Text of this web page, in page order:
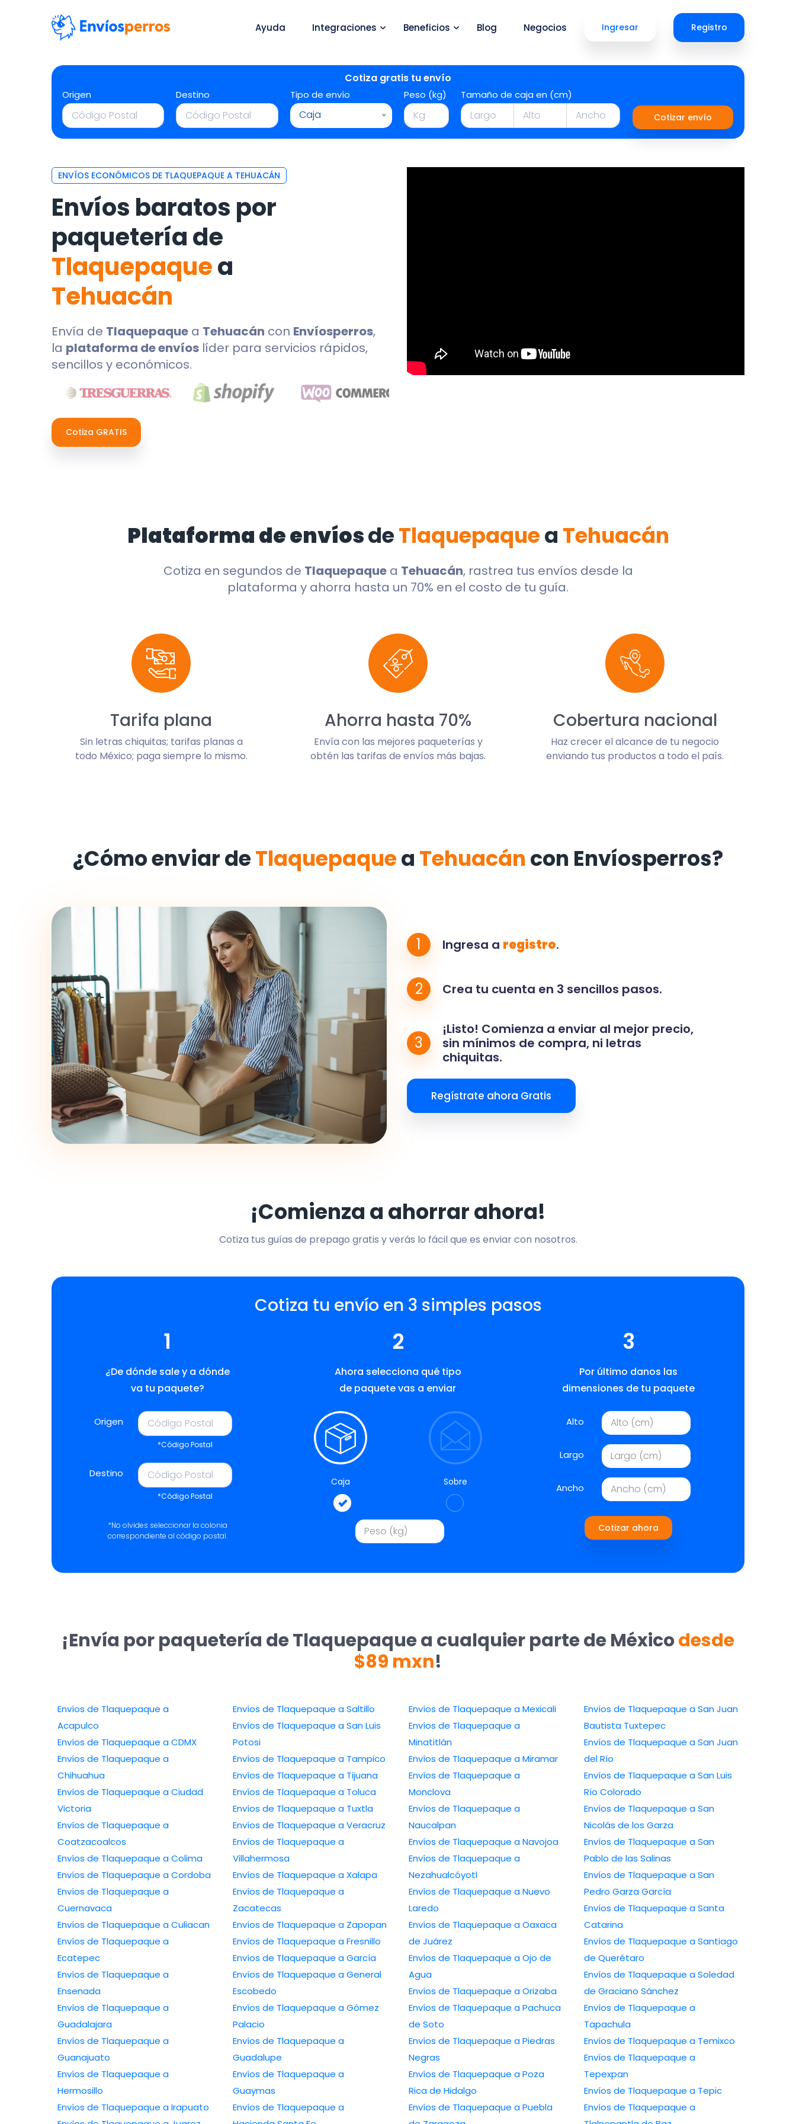
Ayuda Integraciones Beneficios Blog Negocios Ingresar Registro
Cotiza gratis tu envío
Origen Destino Tipo de envío
Caja
Peso (kg) Tamaño de caja en (cm)
Cotizar envío
ENVÍOS ECONÓMICOS DE TLAQUEPAQUE A TEHUACÁN
Envíos baratos por
paquetería de
Tlaquepaquea
Tehuacán
Envía de Tlaquepaque a Tehuacán con Envíosperros,
la plataforma de envíos líder para servicios rápidos,
sencillos y económicos.
Cotiza GRATIS
Plataforma de envíosdeTlaquepaquea Tehuacán
Cotiza en segundos de Tlaquepaquea Tehuacán, rastrea tus envíos desde la
plataforma y ahorra hasta un 70% en el costo de tu guía.
Tarifa plana
Sin letras chiquitas; tarifas planas a
todo México; paga siempre lo mismo.
Ahorra hasta 70%
Envía con las mejores paqueterías y
obtén las tarifas de envíos más bajas.
Cobertura nacional
Haz crecer el alcance de tu negocio
enviando tus productos a todo el país.
¿Cómo enviar deTlaquepaquea Tehuacán con Envíosperros?
1 Ingresa a registro.
2 Crea tu cuenta en 3 sencillos pasos.
3
¡Listo! Comienza a enviar al mejor precio,
sin mínimos de compra, ni letras
chiquitas.
Regístrate ahora Gratis
¡Comienza a ahorrar ahora!
Cotiza tus guías de prepago gratis y verás lo fácil que es enviar con nosotros.
Cotiza tu envío en 3 simples pasos
1
¿De dónde sale y a dónde
va tu paquete?
Origen
*Código Postal
Destino
*Código Postal
*No olvides seleccionar la colonia
correspondiente al código postal.
2
Ahora selecciona qué tipo
de paquete vas a enviar
Caja Sobre
3
Por último danos las
dimensiones de tu paquete
Alto
Largo
Ancho
Cotizar ahora
¡Envía por paquetería de Tlaquepaque a cualquier parte de Méxicodesde
$89 mxn!
Envíos de Tlaquepaque a
Acapulco
Envíos de Tlaquepaque a CDMX
Envíos de Tlaquepaque a
Chihuahua
Envíos de Tlaquepaque a Ciudad
Victoria
Envíos de Tlaquepaque a
Coatzacoalcos
Envíos de Tlaquepaque a Colima
Envíos de Tlaquepaque a Cordoba
Envíos de Tlaquepaque a
Cuernavaca
Envíos de Tlaquepaque a Culiacan
Envíos de Tlaquepaque a
Ecatepec
Envíos de Tlaquepaque a
Ensenada
Envíos de Tlaquepaque a
Guadalajara
Envíos de Tlaquepaque a
Guanajuato
Envíos de Tlaquepaque a
Hermosillo
Envíos de Tlaquepaque a Irapuato
Envíos de Tlaquepaque a Saltillo
Envíos de Tlaquepaque a San Luis
Potosi
Envíos de Tlaquepaque a Tampico
Envíos de Tlaquepaque a Tijuana
Envíos de Tlaquepaque a Toluca
Envíos de Tlaquepaque a Tuxtla
Envíos de Tlaquepaque a Veracruz
Envíos de Tlaquepaque a
Villahermosa
Envíos de Tlaquepaque a Xalapa
Envíos de Tlaquepaque a
Zacatecas
Envíos de Tlaquepaque a Zapopan
Envíos de Tlaquepaque a Fresnillo
Envíos de Tlaquepaque a García
Envíos de Tlaquepaque a General
Escobedo
Envíos de Tlaquepaque a Gómez
Palacio
Envíos de Tlaquepaque a
Guadalupe
Envíos de Tlaquepaque a
Guaymas
Envíos de Tlaquepaque a
Envíos de Tlaquepaque a Mexicali
Envíos de Tlaquepaque a
Minatitlán
Envíos de Tlaquepaque a Miramar
Envíos de Tlaquepaque a
Monclova
Envíos de Tlaquepaque a
Naucalpan
Envíos de Tlaquepaque a Navojoa
Envíos de Tlaquepaque a
Nezahualcóyotl
Envíos de Tlaquepaque a Nuevo
Laredo
Envíos de Tlaquepaque a Oaxaca
de Juárez
Envíos de Tlaquepaque a Ojo de
Agua
Envíos de Tlaquepaque a Orizaba
Envíos de Tlaquepaque a Pachuca
de Soto
Envíos de Tlaquepaque a Piedras
Negras
Envíos de Tlaquepaque a Poza
Rica de Hidalgo
Envíos de Tlaquepaque a Puebla
Envíos de Tlaquepaque a San Juan
Bautista Tuxtepec
Envíos de Tlaquepaque a San Juan
del Río
Envíos de Tlaquepaque a San Luis
Río Colorado
Envíos de Tlaquepaque a San
Nicolás de los Garza
Envíos de Tlaquepaque a San
Pablo de las Salinas
Envíos de Tlaquepaque a San
Pedro Garza García
Envíos de Tlaquepaque a Santa
Catarina
Envíos de Tlaquepaque a Santiago
de Querétaro
Envíos de Tlaquepaque a Soledad
de Graciano Sánchez
Envíos de Tlaquepaque a
Tapachula
Envíos de Tlaquepaque a Temixco
Envíos de Tlaquepaque a
Tepexpan
Envíos de Tlaquepaque a Tepic
Envíos de Tlaquepaque a